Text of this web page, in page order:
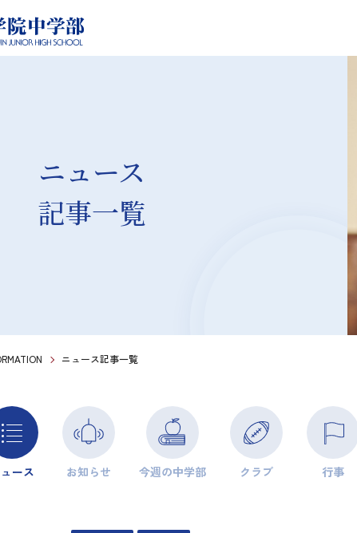
ニュース
記事一覧
ニュース記事一覧
ース お知らせ 今週の中学部 クラブ 行事